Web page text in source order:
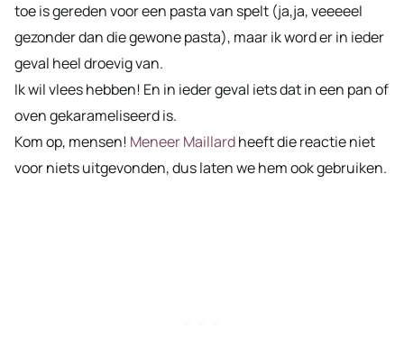
toe is gereden voor een pasta van spelt (ja,ja, veeeeel
gezonder dan die gewone pasta), maar ik word er in ieder
geval heel droevig van.
Ik wil vlees hebben! En in ieder geval iets dat in een pan of
oven gekarameliseerd is.
Kom op, mensen! Meneer Maillardheeft die reactie niet
voor niets uitgevonden, dus laten we hem ook gebruiken.